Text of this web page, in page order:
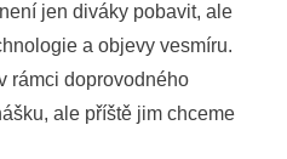
jen diváky pobavit, ale
a objevy vesmíru.
rámci doprovodného
ale příště jim chceme